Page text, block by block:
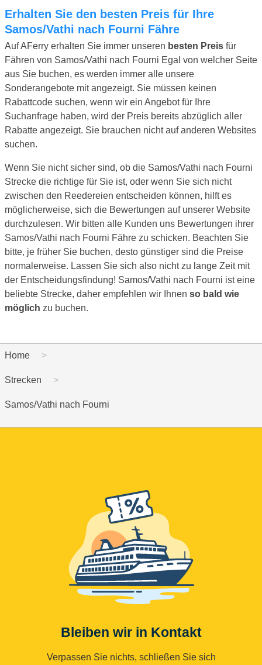
Erhalten Sie den besten Preis für Ihre
Samos/Vathi nach Fourni Fähre
Auf AFerry erhalten Sie immer unseren besten Preis für
Fähren von Samos/Vathi nach Fourni Egal von welcher Seite
aus Sie buchen, es werden immer alle unsere
Sonderangebote mit angezeigt. Sie müssen keinen
Rabattcode suchen, wenn wir ein Angebot für Ihre
Suchanfrage haben, wird der Preis bereits abzüglich aller
Rabatte angezeigt. Sie brauchen nicht auf anderen Websites
suchen.
Wenn Sie nicht sicher sind, ob die Samos/Vathi nach Fourni
Strecke die richtige für Sie ist, oder wenn Sie sich nicht
zwischen den Reedereien entscheiden können, hilft es
möglicherweise, sich die Bewertungen auf unserer Website
durchzulesen. Wir bitten alle Kunden uns Bewertungen ihrer
Samos/Vathi nach Fourni Fähre zu schicken. Beachten Sie
bitte, je früher Sie buchen, desto günstiger sind die Preise
normalerweise. Lassen Sie sich also nicht zu lange Zeit mit
der Entscheidungsfindung! Samos/Vathi nach Fourni ist eine
beliebte Strecke, daher empfehlen wir Ihnen so bald wie
möglich zu buchen.
Home
Strecken
Samos/Vathi nach Fourni
Bleiben wir in Kontakt
Verpassen Sie nichts, schließen Sie sich